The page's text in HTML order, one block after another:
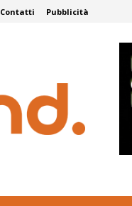
Contatti Pubblicità